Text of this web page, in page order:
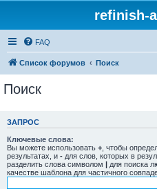
refinish-
FAQ
Список форумов Поиск
Поиск
ЗАПРОС
Ключевые слова:
Вы можете использовать + , чтобы
результатах, и - для слов, которых в
разделить слова символом | для поиска
качестве шаблона для частичного